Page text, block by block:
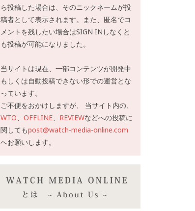
ら投稿した場合は、そのニックネームが投
稿者として表示されます。また、匿名でコ
メントを残したい場合はSIGN INしなくと
も投稿が可能になりました。
当サイトは現在、一部コンテンツが開発中
もしくは自動投稿できない形での運営とな
っています。
ご不便をおかけしますが、 当サイト内の、
WTO
OFFLINE REVIEWなどへの投稿に
関してもpost@watch-media-online.com
へお願いします。